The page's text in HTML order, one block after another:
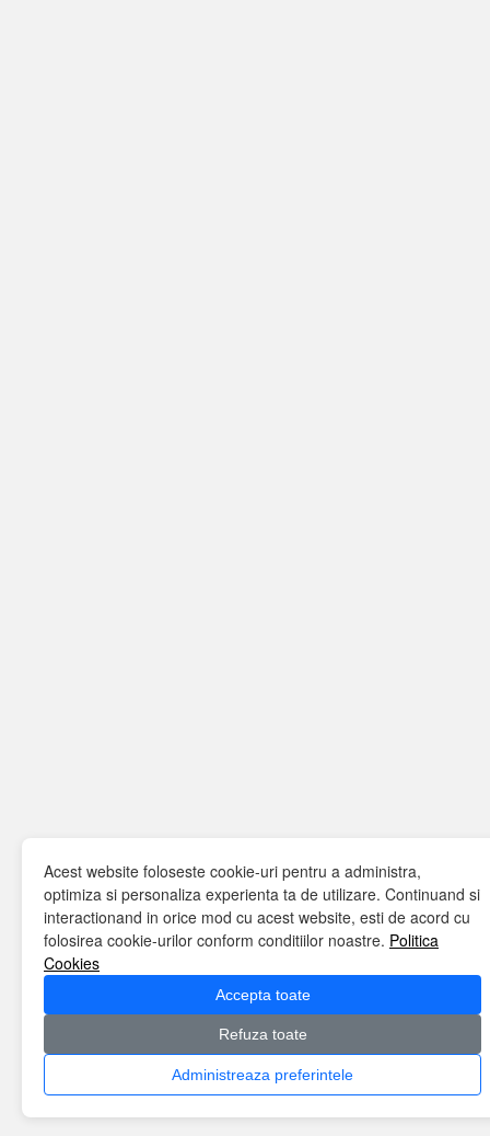
Acest website foloseste cookie-uri pentru a administra,
optimiza si personaliza experienta ta de utilizare. Continuand si
interactionand in orice mod cu acest website, esti de acord cu
folosirea cookie-urilor conform conditiilor noastre. Politica
Cookies
Accepta toate
Refuza toate
Administreaza preferintele